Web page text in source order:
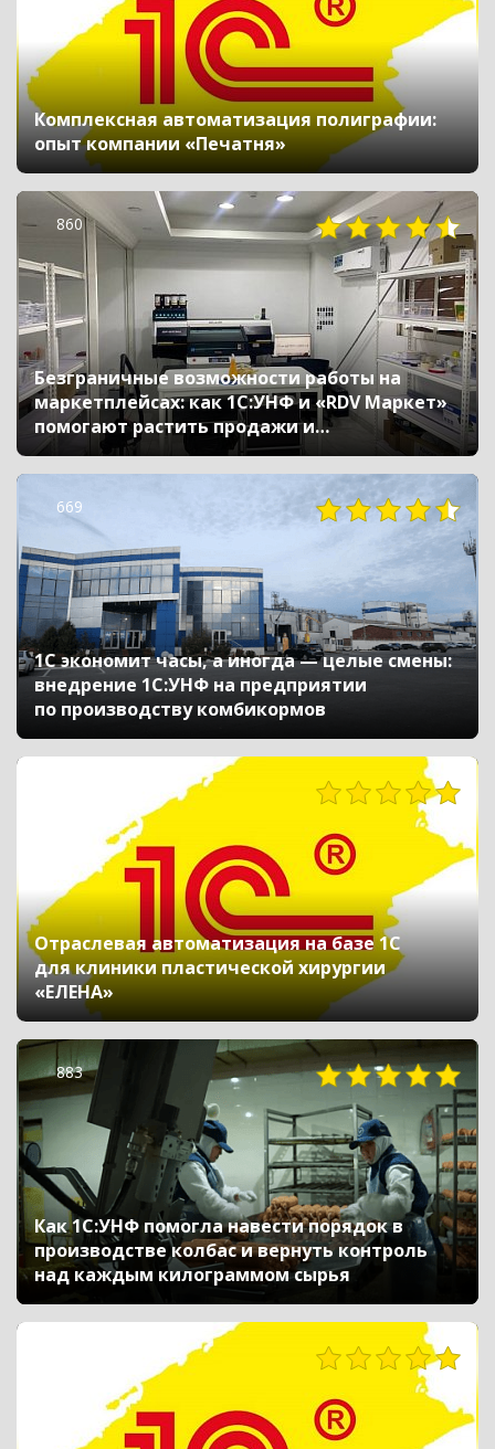
Комплексная автоматизация полиграфии:
опыт компании «Печатня»
860
Безграничные возможности работы на
маркетплейсах: как 1С:УНФ и «RDV Маркет»
помогают растить продажи и
масштабировать бизнес
669
1С экономит часы, а иногда — целые смены:
внедрение 1С:УНФ на предприятии
по производству комбикормов
Отраслевая автоматизация на базе 1С
для клиники пластической хирургии
«ЕЛЕНА»
883
Как 1С:УНФ помогла навести порядок в
производстве колбас и вернуть контроль
над каждым килограммом сырья